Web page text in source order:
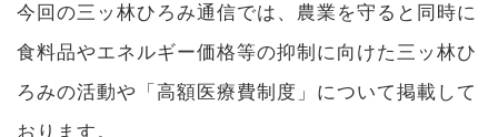
今回の三ッ林ひろみ通信では、農業を守ると同時に
食料品やエネルギー価格等の抑制に向けた三ッ林ひ
ろみの活動や「高額医療費制度」について掲載して
おります。